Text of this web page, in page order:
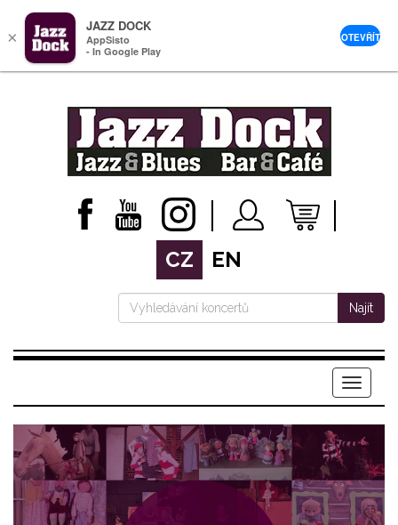
CZ EN
Najít
Menu
×
JAZZ DOCK
AppSisto
- In Google Play
OTEVŘÍT